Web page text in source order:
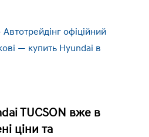
TUCSON вже в
ціни та